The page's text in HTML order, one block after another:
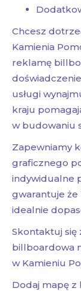
Chcesz
Kamienia
reklamę
usługi
kraju
w budowaniu
Zapewniamy
graficznego
indywidualne
gwarantuje
idealnie
Skontaktuj się
billboardowa
w Kamieniu
Dodaj mapę